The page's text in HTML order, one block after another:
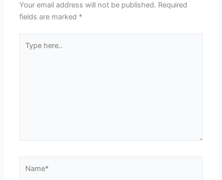
Your email address will not be published. Required
fields are marked *
here..